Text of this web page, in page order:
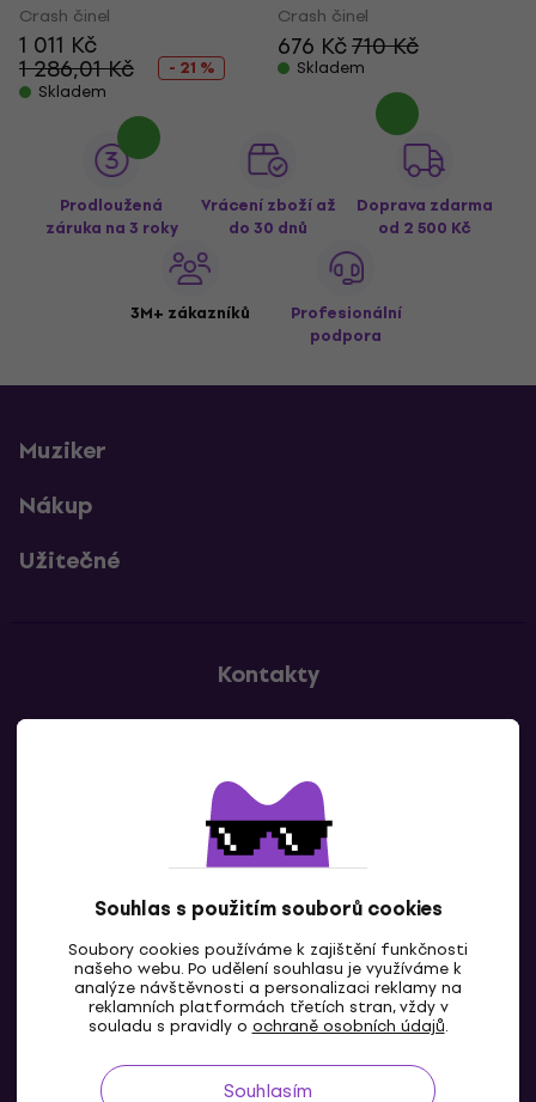
Souhlas s použitím souborů cookies
Soubory cookies používáme k zajištění funkčnosti
našeho webu. Po udělení souhlasu je využíváme k
analýze návštěvnosti a personalizaci reklamy na
reklamních platformách třetích stran, vždy v
souladu s pravidly o ochraně osobních údajů.
Souhlasím
Crash činel
1 011 Kč
1 286,01 Kč
- 21 %
Skladem
Crash činel
676 Kč710 Kč
Skladem
Prodloužená
záruka na 3 roky
Vrácení zboží až
do 30 dnů
Doprava zdarma
od 2 500 Kč
3M+ zákazníků
Profesionální
podpora
Muziker
Nákup
Užitečné
Kontakty
CZ